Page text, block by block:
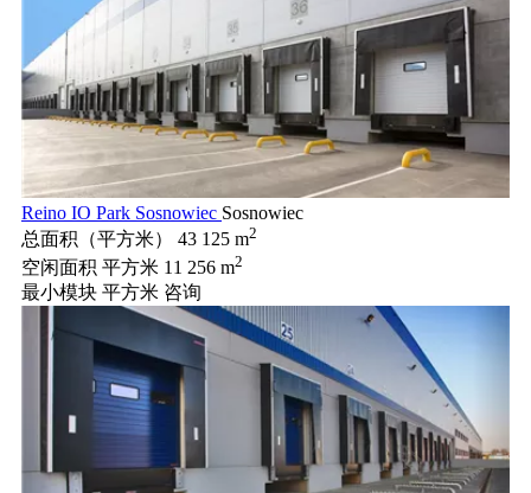
Reino IO Park Sosnowiec Sosnowiec
总面积（平方米）
43 125 m2
空闲面积 平方米 11 256 m2
最小模块 平方米 咨询